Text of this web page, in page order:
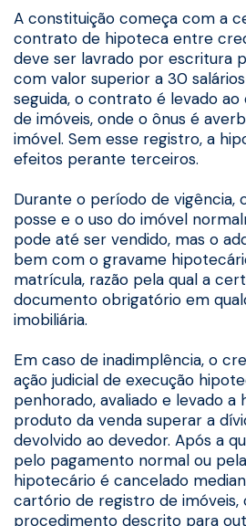
A constituição começa com a
contrato de hipoteca entre
deve ser lavrado por escritura
com valor superior a 30
seguida, o contrato é levado
de imóveis, onde o ônus é
imóvel. Sem esse registro, a
efeitos perante terceiros.
Durante o período de vigência,
posse e o uso do imóvel
pode até ser vendido, mas o
bem com o gravame
matrícula, razão pela qual a
documento obrigatório em
imobiliária.
Em caso de inadimplência, o
ação judicial de execução
penhorado, avaliado e levado a
produto da venda superar a
devolvido ao devedor. Após a
pelo pagamento normal ou
hipotecário é cancelado
cartório de registro de imóveis,
procedimento descrito para